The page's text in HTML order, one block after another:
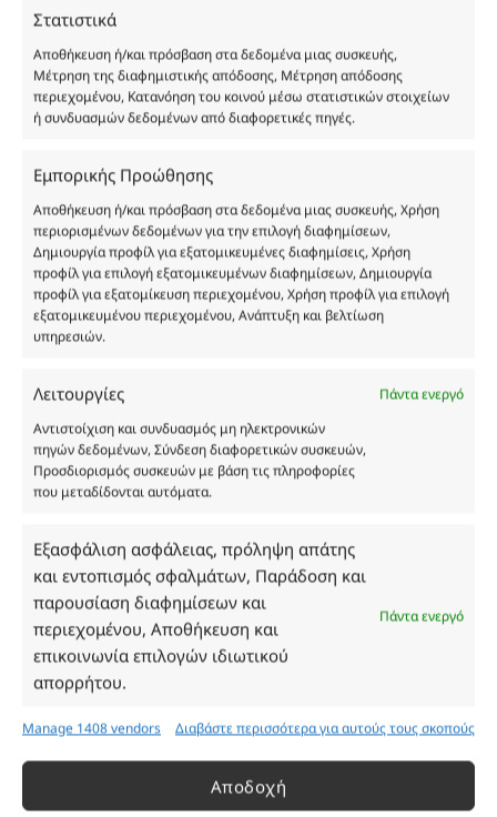
Στατιστικά
Αποθήκευση ή/και πρόσβαση στα δεδομένα μιας συσκευής,
Μέτρηση της διαφημιστικής απόδοσης, Μέτρηση απόδοσης
περιεχομένου, Κατανόηση του κοινού μέσω στατιστικών στοιχείων
ή συνδυασμών δεδομένων από διαφορετικές πηγές.
Εμπορικής Προώθησης
Αποθήκευση ή/και πρόσβαση στα δεδομένα μιας συσκευής, Χρήση
περιορισμένων δεδομένων για την επιλογή διαφημίσεων,
Δημιουργία προφίλ για εξατομικευμένες διαφημίσεις, Χρήση
προφίλ για επιλογή εξατομικευμένων διαφημίσεων, Δημιουργία
προφίλ για εξατομίκευση περιεχομένου, Χρήση προφίλ για επιλογή
εξατομικευμένου περιεχομένου, Ανάπτυξη και βελτίωση
υπηρεσιών.
Λειτουργίες
Πάντα ενεργό
Αντιστοίχιση και συνδυασμός μη ηλεκτρονικών
πηγών δεδομένων, Σύνδεση διαφορετικών συσκευών,
Προσδιορισμός συσκευών με βάση τις πληροφορίες
που μεταδίδονται αυτόματα.
Εξασφάλιση ασφάλειας, πρόληψη απάτης
και εντοπισμός σφαλμάτων, Παράδοση και
παρουσίαση διαφημίσεων και
περιεχομένου, Αποθήκευση και
επικοινωνία επιλογών ιδιωτικού
απορρήτου.
Πάντα ενεργό
Manage 1408 vendors Διαβάστε περισσότερα για αυτούς τους σκοπούς
Αποδοχή
Benzyl Alcohol, Benzyl Benzoate, Benzyl Salicylate, Cinnamal, Cinnamyl
Prunastri Extract, Eugenol, Geraniol, Hydroxycitronellal, Isoeugenol,
Limonene, Linalool, CI 19140
Οι φωτογραφίες των προϊόντων είναι ενδεικτικές
και δεν είναι προς πώληση το εικονιζόμενο προϊόν.
Σκοπός τους είναι η διευκόλυνση της επιλογής σας.
Σε καμία περίπτωση δεν αντιστοιχούν στα
πραγματικότητα. Πρόθεση της επιχείρησης μας δεν
είναι η παραπλάνηση και η εξαπάτηση του
καταναλωτή. Όλα μας τα προϊόντα είναι τύπου, σε
χύμα μορφή και είναι εμπνευσμένα από τα
αντίστοιχα αυθεντικά γνωστών οίκων. Οι
προϊόντων αποτελούν αναφαίρετη και
κατοχυρωμένη εμπορικά ιδιοκτησία των
Δημιουργών-Οίκων. Οι εικόνες ενδέχεται να
υπόκεινται σε πνευματικά δικαιώματα.
Με επιφύλαξη κάθε νόμιμου δικαιώματος.
Αγίου Κωνσταντίνου 76